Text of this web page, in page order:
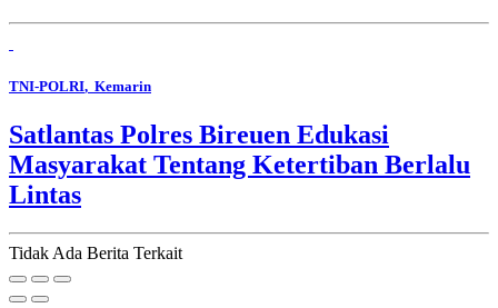
TNI-POLRI, Kemarin
Satlantas Polres Bireuen Edukasi
Masyarakat Tentang Ketertiban Berlalu
Lintas
Tidak Ada Berita Terkait